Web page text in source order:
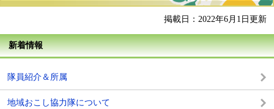
掲載日：2022年6月1日更新
新着情報
隊員紹介＆所属
地域おこし協力隊について